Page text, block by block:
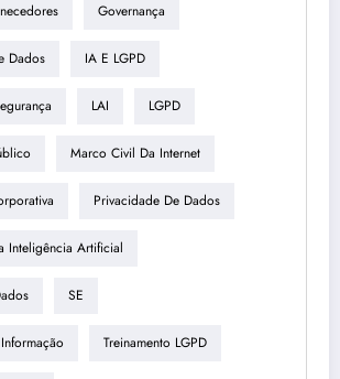
Governança
Dados IA E LGPD
LAI LGPD
Marco Civil Da Internet
Privacidade De Dados
Inteligência Artificial
SE
Treinamento LGPD